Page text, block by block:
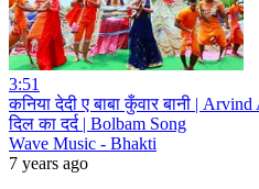
3:51
कनिया देदी ए बाबा कुँवार बानी |
दिल का दर्द | Bolbam Song
Wave Music - Bhakti
7 years ago